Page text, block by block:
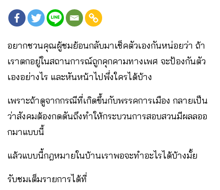
อยากชวนคุณผู้ชมย้อนกลับมาเช็คตัวเองกันหน่อยว่า ถ้า
เราตกอยู่ในสถานการณ์ถูกคุกคามทางเพศ จะป้องกันตัว
เองอย่างไร และหันหน้าไปพึ่งใครได้บ้าง
เพราะถ้าดูจากกรณีที่เกิดขึ้นกับพรรคการเมือง กลายเป็น
ว่าสังคมต้องกดดันถึงทำให้กระบวนการสอบสวนมีผลลออ
กมาแบบนี้
แล้วแบบนี้กฎหมายในบ้านเราพอจะทำอะไรได้บ้างมั้ย
รับชมเต็มรายการได้ที่